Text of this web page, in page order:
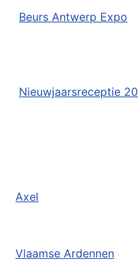
Beurs Antwerp Expo
Nieuwjaarsreceptie
Axel
Vlaamse Ardennen